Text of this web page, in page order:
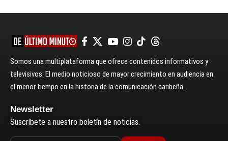
Somos una multiplataforma que ofrece contenidos informativos y
televisivos. El medio noticioso de mayor crecimiento en audiencia en
el menor tiempo en la historia de la comunicación caribeña.
Newsletter
Suscríbete a nuestro boletín de noticias.